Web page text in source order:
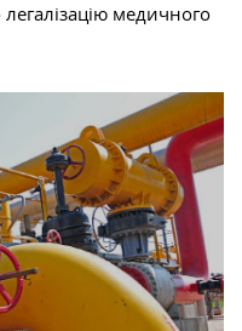
медичного